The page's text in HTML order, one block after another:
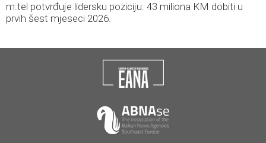
m:tel potvrđuje lidersku poziciju: 43 miliona KM dobiti u
prvih šest mjeseci 2026.